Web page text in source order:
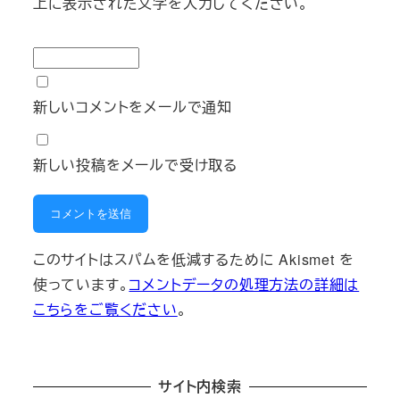
新しいコメントをメールで通知
新しい投稿をメールで受け取る
このサイトはスパムを低減するために Akismet を
使っています。 コメントデータの処理方法の詳細は
こちらをご覧ください。
サイト内検索